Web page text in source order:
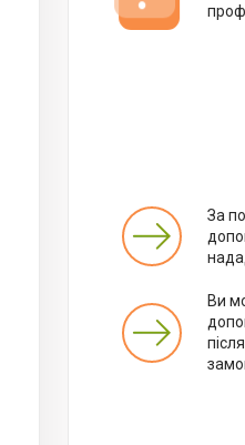
За
Ви